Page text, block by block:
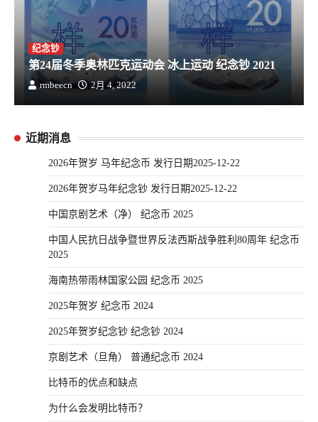
纪念钞
第24届冬季奥林匹克运动会 冰上运动 纪念钞 2021
rmbeecn 2月 4, 2022
近期消息
2026年贺岁 马年纪念币 发行日期2025-12-22
2026年贺岁马年纪念钞 发行日期2025-12-22
中国京剧艺术（净） 纪念币 2025
中国人民抗日战争暨世界反法西斯战争胜利80周年 纪念币
2025
海南热带雨林国家公园 纪念币 2025
2025年贺岁 纪念币 2024
2025年贺岁纪念钞 纪念钞 2024
京剧艺术（旦角） 普通纪念币 2024
比特币的优点和缺点
为什么会发明比特币？